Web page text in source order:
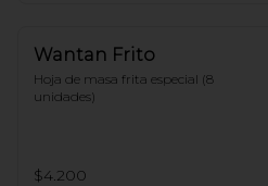
Wantan Frito
Hoja de masa frita especial (8
unidades)
$4.200